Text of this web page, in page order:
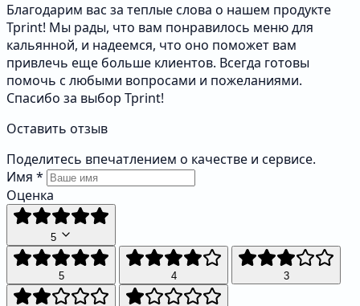
Благодарим вас за теплые слова о нашем продукте
Tprint! Мы рады, что вам понравилось меню для
кальянной, и надеемся, что оно поможет вам
привлечь еще больше клиентов. Всегда готовы
помочь с любыми вопросами и пожеланиями.
Спасибо за выбор Tprint!
Оставить отзыв
Поделитесь впечатлением о качестве и сервисе.
Имя *
Оценка
5
5 4 3